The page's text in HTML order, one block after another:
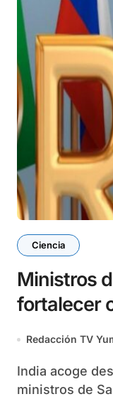
Ciencia
Ministros
fortalecer
Redacción TV
India acoge desde hoy la reunión de
ministros de